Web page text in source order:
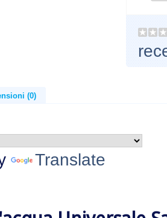
(0)
Translate